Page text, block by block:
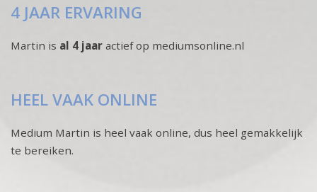
4 JAAR ERVARING
Martin is al 4 jaar actief op mediumsonline.nl
HEEL VAAK ONLINE
Medium Martin is heel vaak online, dus heel gemakkelijk
te bereiken.